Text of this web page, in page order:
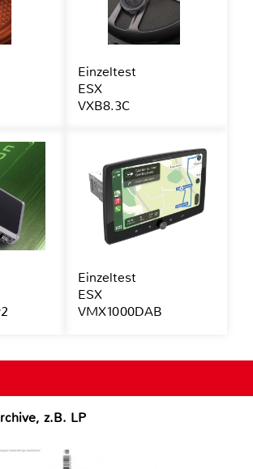
z.B. LP
Einzeltest
ESX
VXB8.3C
Einzeltest
ESX
VMX1000DAB